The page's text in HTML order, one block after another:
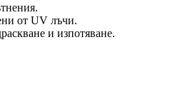
от UV лъчи.
и изпотяване.